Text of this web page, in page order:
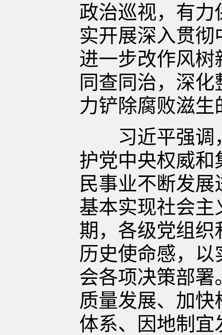
政治巡视，有
实开展深入贯
进一步改作风
同查同治，深
力铲除腐败滋
习近平强调，
护党中央权威
民事业不断发
基本实现社会
期，各级党组
历史使命感，
会各项决策部
质量发展、加
体系、因地制